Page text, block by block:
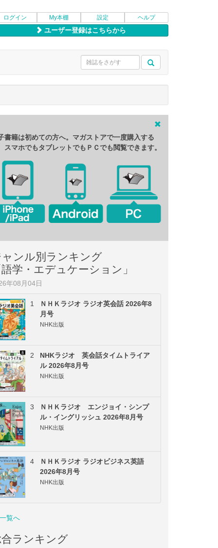
ログイン My本棚 設定 ヘルプ
ユーザー登録はこちらから
書籍は初めての方へ。マガストアで一度購入する
スマホでもタブレットでもＰＣでも閲覧できます。
ンル別ランキング
学・エデュケーション」
年08月04日
1
ＮＨＫラジオ ラジオ英会話 2026年8
月号
NHK出版
2
NHKラジオ 英会話タイムトライア
ル 2026年8月号
NHK出版
3
ＮＨＫラジオ エンジョイ・シンプ
ル・イングリッシュ 2026年8月号
NHK出版
4
ＮＨＫラジオ ラジオビジネス英語
2026年8月号
NHK出版
覧へ
ランキング